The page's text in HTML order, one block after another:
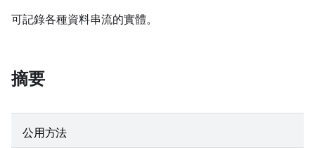
可記錄各種資料串流的實體。
摘要
公用方法